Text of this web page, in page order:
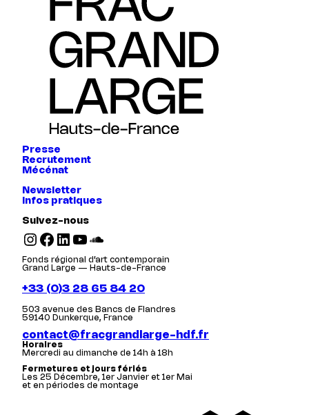
Presse
Recrutement
Mécénat
Newsletter
Infos pratiques
Suivez-nous
Instagram Facebook LinkedIn YouTube SoundCloud
Fonds régional d’art contemporain
Grand Large — Hauts-de-France
+33 (0)3 28 65 84 20
503 avenue des Bancs de Flandres
59140 Dunkerque, France
contact@fracgrandlarge-hdf.fr
Horaires
Mercredi au dimanche de 14h à 18h
Fermetures et jours fériés
Les 25 Décembre, 1er Janvier et 1er Mai
et en périodes de montage